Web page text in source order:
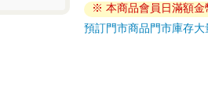
※ 本商品會員日滿額金
預訂門市商品門市庫存大